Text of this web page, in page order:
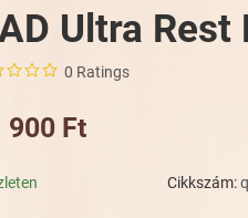
Ultra Rest
0 Ratings
900 Ft
Cikkszám:q